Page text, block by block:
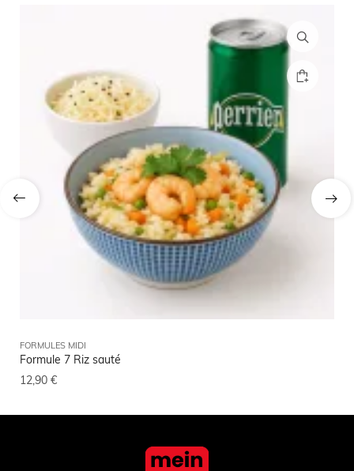
FORMULES MIDI
Formule 7 Riz sauté
12,90 €